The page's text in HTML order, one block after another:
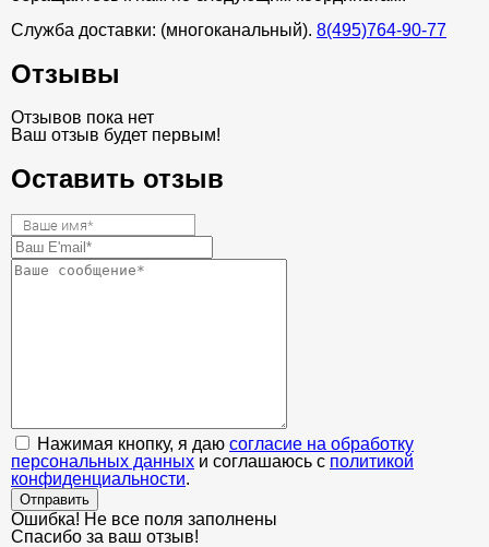
Служба доставки: (многоканальный). 8(495)764-90-77
Отзывы
Отзывов пока нет
Ваш отзыв будет первым!
Оставить отзыв
Нажимая кнопку, я даю согласие на обработку
персональных данных и соглашаюсь с политикой
конфиденциальности.
Отправить
Ошибка! Не все поля заполнены
Спасибо за ваш отзыв!